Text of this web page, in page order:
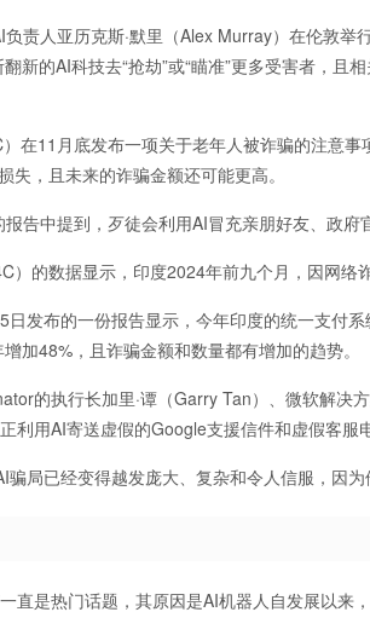
责人亚历克斯·默里（Alex Murray）在伦敦
新的AI科技去“抢劫”或“瞄准”更多受害者，
在11月底发布一项关于老年人被诈骗的注意
失，且未来的诈骗金额还可能更高。
告中提到，歹徒会利用AI冒充亲朋好友、政府
）的数据显示，印度2024年前九个月，因网络
日发布的一份报告显示，今年印度的统一支付
加48%，且诈骗金额和数量都有增加的趋势。
的执行长加里·谭（Garry Tan）、微软解决
利用AI寄送虚假的Google支援信件和虚假客服
骗局已经变得越发庞大、复杂和令人信服，因
直是热门话题，其原因是AI机器人自发展以来